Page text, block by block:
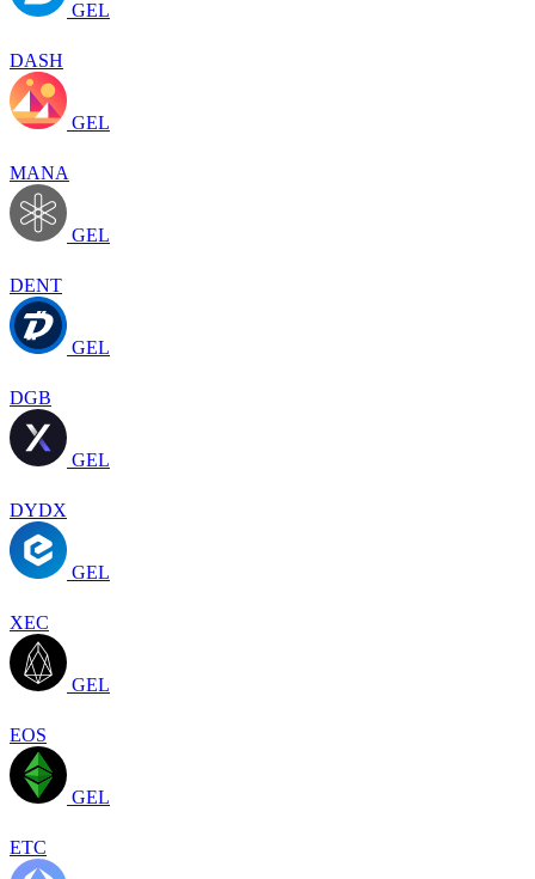
GEL
DASH
GEL
MANA
GEL
DENT
GEL
DGB
GEL
DYDX
GEL
XEC
GEL
EOS
GEL
ETC